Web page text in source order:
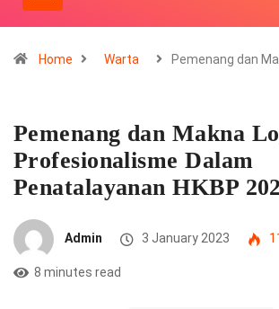
Home Warta Pemenang dan
Pemenang dan Makna
Profesionalisme Dalam
Penatalayanan HKBP
Admin 3 January 2023
8 minutes read